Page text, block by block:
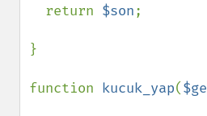
  return
$son;
}
function kucuk_yap(